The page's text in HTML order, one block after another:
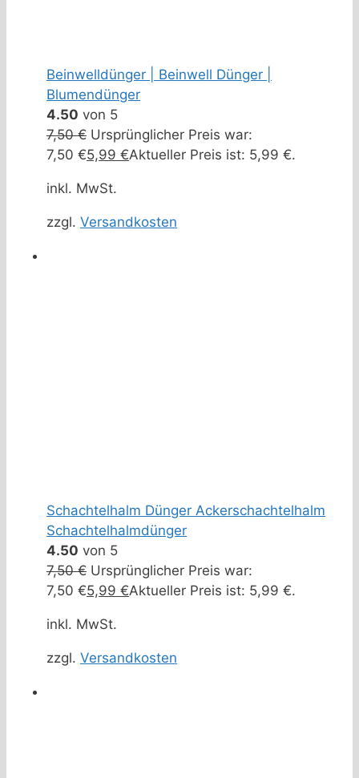
Beinwelldünger | Beinwell Dünger |
Blumendünger
4.50 von 5
7,50€ Ursprünglicher Preis war:
7,50 €5,99 €Aktueller Preis ist: 5,99 €.
inkl. MwSt.
zzgl. Versandkosten
Schachtelhalm Dünger Ackerschachtelhalm
Schachtelhalmdünger
4.50 von 5
7,50€ Ursprünglicher Preis war:
7,50 €5,99 €Aktueller Preis ist: 5,99 €.
inkl. MwSt.
zzgl. Versandkosten